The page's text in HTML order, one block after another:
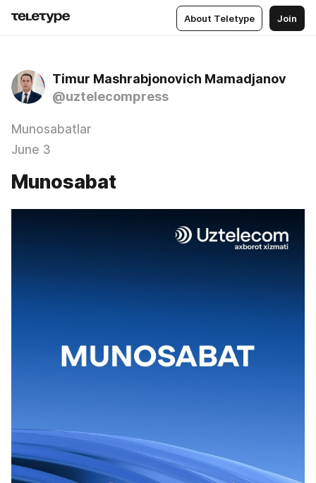
About Teletype Join
Timur Mashrabjonovich Mamadjanov
@uztelecompress
Munosabatlar
June 3
Munosabat